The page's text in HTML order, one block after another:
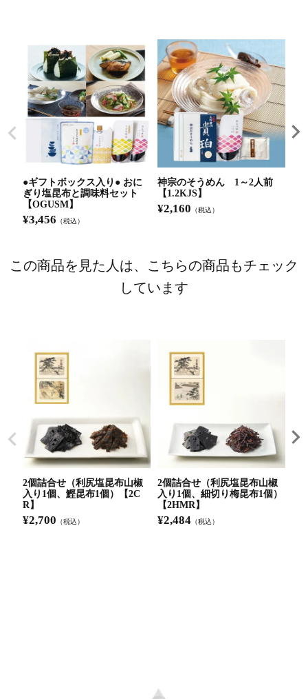
●ギフトボックス入り● おに
ぎり塩昆布と調味料セット
【OGUSM】
¥3,456 （税込）
神宗のそうめん 1～2人前
【1.2KJS】
¥2,160 （税込）
この商品を見た人は、こちらの商品もチェック
しています
2個詰合せ（利尻塩昆布山椒
入り1個、鰹昆布1個）【2C
R】
¥2,700 （税込）
2個詰合せ（利尻塩昆布山椒
入り1個、細切り梅昆布1個）
【2HMR】
¥2,484 （税込）